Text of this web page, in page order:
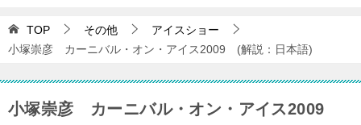
TOP その他
アイスショー
小塚崇彦 カーニバル・オン・アイス2009 (解説：日本語)
小塚崇彦 カーニバル・オン・アイス2009